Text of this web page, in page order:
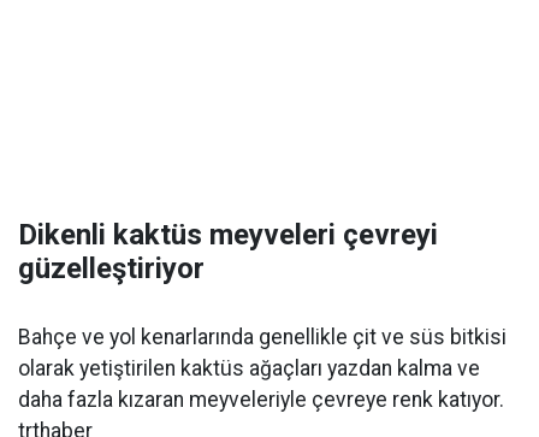
Dikenli kaktüs meyveleri çevreyi
güzelleştiriyor
Bahçe ve yol kenarlarında genellikle çit ve süs bitkisi
olarak yetiştirilen kaktüs ağaçları yazdan kalma ve
daha fazla kızaran meyveleriyle çevreye renk katıyor.
trthaber